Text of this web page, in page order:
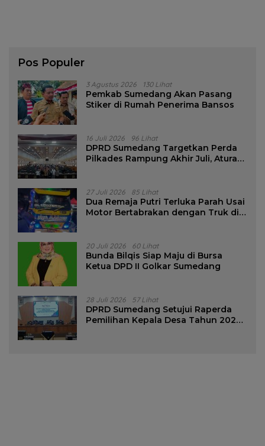
Pos Populer
3 Agustus 2026 130 Lihat
Pemkab Sumedang Akan Pasang
Stiker di Rumah Penerima Bansos
16 Juli 2026 96 Lihat
DPRD Sumedang Targetkan Perda
Pilkades Rampung Akhir Juli, Aturan
27 Juli 2026 85 Lihat
Dua Remaja Putri Terluka Parah Usai
Motor Bertabrakan dengan Truk di
20 Juli 2026 60 Lihat
Bunda Bilqis Siap Maju di Bursa
Ketua DPD II Golkar Sumedang
28 Juli 2026 57 Lihat
DPRD Sumedang Setujui Raperda
Pemilihan Kepala Desa Tahun 2026